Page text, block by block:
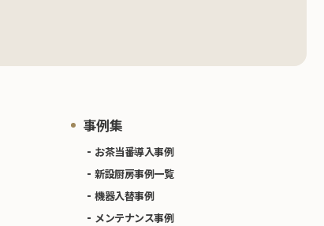
事例集
お茶当番導入事例
新設厨房事例一覧
機器入替事例
メンテナンス事例